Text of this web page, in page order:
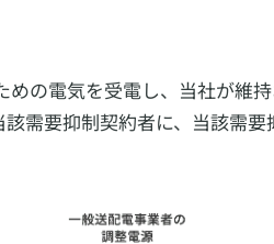
の電気を受電し、当社が維
需要抑制契約者に、当該需